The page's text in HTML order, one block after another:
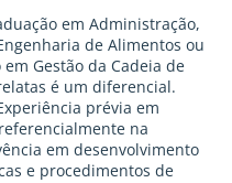
em Administração,
de Alimentos ou
Gestão da Cadeia de
é um diferencial.
prévia em
na
em desenvolvimento
e procedimentos de